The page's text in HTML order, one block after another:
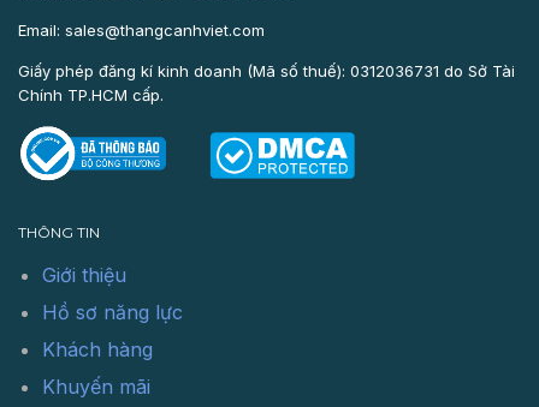
Email: sales@thangcanhviet.com
Giấy phép đăng kí kinh doanh (Mã số thuế): 0312036731 do Sở Tài
Chính TP.HCM cấp.
THÔNG TIN
Giới thiệu
Hồ sơ năng lực
Khách hàng
Khuyến mãi